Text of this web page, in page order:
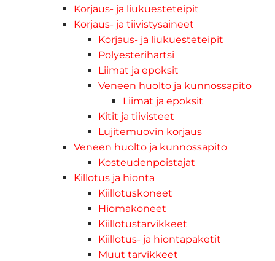
Korjaus- ja liukuesteteipit
Korjaus- ja tiivistysaineet
Korjaus- ja liukuesteteipit
Polyesterihartsi
Liimat ja epoksit
Veneen huolto ja kunnossapito
Liimat ja epoksit
Kitit ja tiivisteet
Lujitemuovin korjaus
Veneen huolto ja kunnossapito
Kosteudenpoistajat
Killotus ja hionta
Kiillotuskoneet
Hiomakoneet
Kiillotustarvikkeet
Kiillotus- ja hiontapaketit
Muut tarvikkeet